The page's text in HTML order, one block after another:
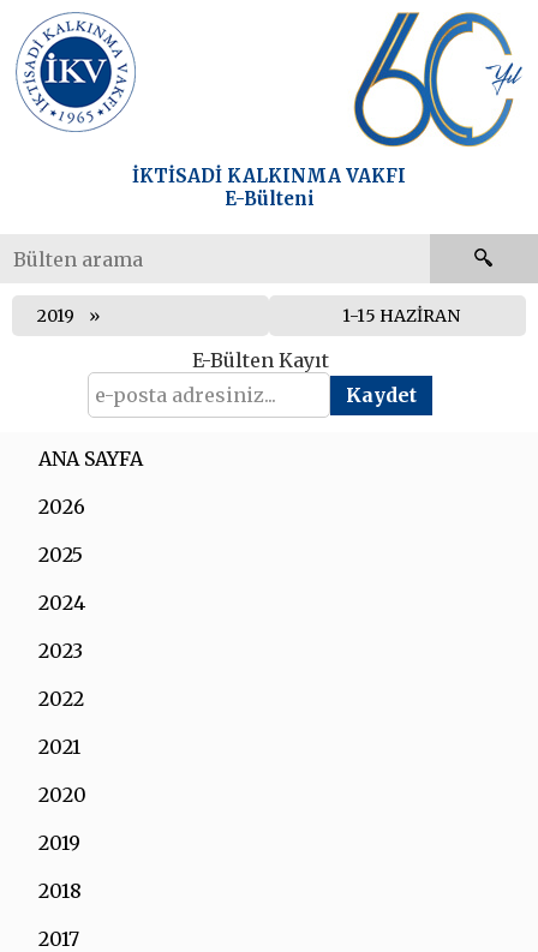
İKTİSADİ KALKINMA VAKFI
E-Bülteni
2019 1-15 HAZİRAN
E-Bülten Kayıt
ANA SAYFA
2026
2025
2024
2023
2022
2021
2020
2019
2018
2017